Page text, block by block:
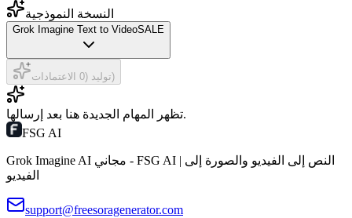
النسخة النموذجية
Grok Imagine Text to VideoSALE
توليد (0 الاعتمادات)
تظهر المهام الجديدة هنا بعد إرسالها.
FSG AI
Grok Imagine AI مجاني - FSG AI | النص إلى الفيديو والصورة إلى
الفيديو
support@freesoragenerator.com